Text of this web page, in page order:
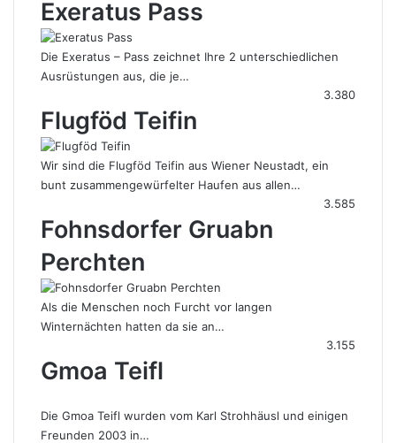
Exeratus Pass
Die Exeratus – Pass zeichnet Ihre 2 unterschiedlichen
Ausrüstungen aus, die je…
3.380
Flugföd Teifin
Wir sind die Flugföd Teifin aus Wiener Neustadt, ein
bunt zusammengewürfelter Haufen aus allen…
3.585
Fohnsdorfer Gruabn
Perchten
Als die Menschen noch Furcht vor langen
Winternächten hatten da sie an…
3.155
Gmoa Teifl
Die Gmoa Teifl wurden vom Karl Strohhäusl und einigen
Freunden 2003 in…